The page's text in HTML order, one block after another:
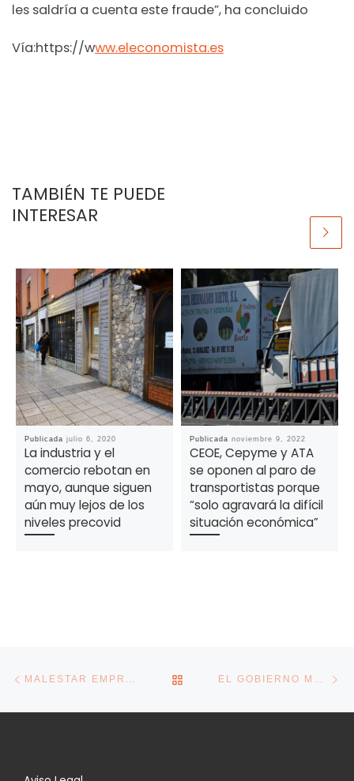
les saldría a cuenta este fraude”, ha concluido
Vía:https://www.eleconomista.es
TAMBIÉN TE PUEDE
INTERESAR
Publicada julio 6, 2020
La industria y el
comercio rebotan en
mayo, aunque siguen
aún muy lejos de los
niveles precovid
Publicada noviembre 9, 2022
CEOE, Cepyme y ATA
se oponen al paro de
transportistas porque
“solo agravará la difícil
situación económica”
VOLVER A LA LISTA DE